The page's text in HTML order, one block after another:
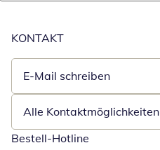
KONTAKT
E-Mail schreiben
Öffnet E-Mail-Client
Alle Kontaktmöglichkeiten
Bestell-Hotline